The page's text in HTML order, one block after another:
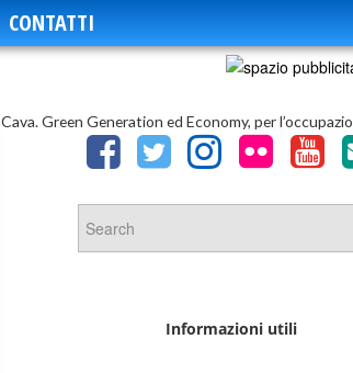
CONTATTI
Cava. Green Generation ed Economy, per
Informazioni utili